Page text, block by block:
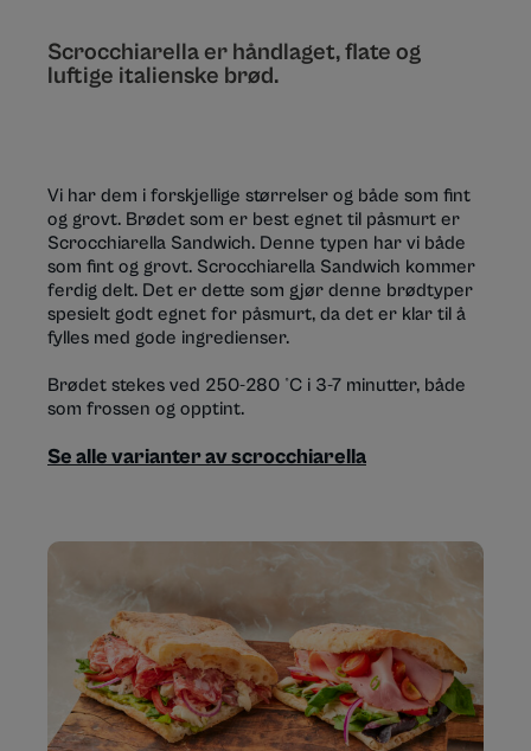
Scrocchiarella er håndlaget, flate og
luftige italienske brød.
Vi har dem i forskjellige størrelser og både som fint
og grovt. Brødet som er best egnet til påsmurt er
Scrocchiarella Sandwich. Denne typen har vi både
som fint og grovt. Scrocchiarella Sandwich kommer
ferdig delt. Det er dette som gjør denne brødtyper
spesielt godt egnet for påsmurt, da det er klar til å
fylles med gode ingredienser.
Brødet stekes ved 250-280 °C i 3-7 minutter, både
som frossen og opptint.
Se alle varianter av scrocchiarella